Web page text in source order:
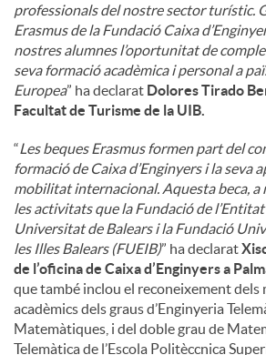
professionals del nostre sector turístic.
Erasmus de la Fundació Caixa
nostres alumnes l’oportunitat de
seva formació acadèmica i personal a
Europea” ha declarat Dolores Tirado
Facultat de Turisme de la UIB.
“Les beques Erasmus formen part del
formació de Caixa d’Enginyers i la seva
mobilitat internacional. Aquesta beca, a
les activitats que la Fundació de
Universitat de Balears i la Fundació
les Illes Balears (FUEIB)” ha declarat
de l’oficina de Caixa d’Enginyers a
que també inclou el reconeixement
acadèmics dels graus d’Enginyeria
Matemàtiques, i del doble grau de
Telemàtica de l’Escola Politèccnica